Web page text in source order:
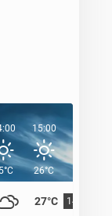
27°C 14°C
15:00
26°C
16:00